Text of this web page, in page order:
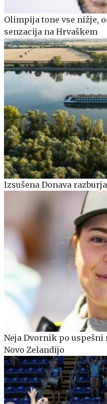
Olimpija tone vse nižje,
senzacija na Hrvaškem
Izsušena Donava
Neja Dvornik po
Novo Zelandijo